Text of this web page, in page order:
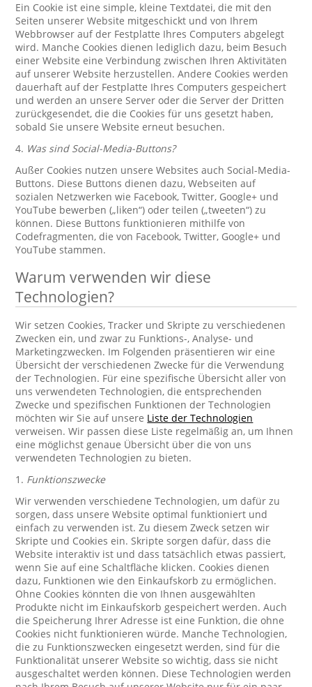
Ein Cookie ist eine simple, kleine Textdatei, die mit den
Seiten unserer Website mitgeschickt und von Ihrem
Webbrowser auf der Festplatte Ihres Computers abgelegt
wird. Manche Cookies dienen lediglich dazu, beim Besuch
einer Website eine Verbindung zwischen Ihren Aktivitäten
auf unserer Website herzustellen. Andere Cookies werden
dauerhaft auf der Festplatte Ihres Computers gespeichert
und werden an unsere Server oder die Server der Dritten
zurückgesendet, die die Cookies für uns gesetzt haben,
sobald Sie unsere Website erneut besuchen.
4. Was sind Social-Media-Buttons?
Außer Cookies nutzen unsere Websites auch Social-Media-
Buttons. Diese Buttons dienen dazu, Webseiten auf
sozialen Netzwerken wie Facebook, Twitter, Google+ und
YouTube bewerben („liken“) oder teilen („tweeten“) zu
können. Diese Buttons funktionieren mithilfe von
Codefragmenten, die von Facebook, Twitter, Google+ und
YouTube stammen.
Warum verwenden wir diese
Technologien?
Wir setzen Cookies, Tracker und Skripte zu verschiedenen
Zwecken ein, und zwar zu Funktions-, Analyse- und
Marketingzwecken. Im Folgenden präsentieren wir eine
Übersicht der verschiedenen Zwecke für die Verwendung
der Technologien. Für eine spezifische Übersicht aller von
uns verwendeten Technologien, die entsprechenden
Zwecke und spezifischen Funktionen der Technologien
möchten wir Sie auf unsere Liste der Technologien
verweisen. Wir passen diese Liste regelmäßig an, um Ihnen
eine möglichst genaue Übersicht über die von uns
verwendeten Technologien zu bieten.
1. Funktionszwecke
Wir verwenden verschiedene Technologien, um dafür zu
sorgen, dass unsere Website optimal funktioniert und
einfach zu verwenden ist. Zu diesem Zweck setzen wir
Skripte und Cookies ein. Skripte sorgen dafür, dass die
Website interaktiv ist und dass tatsächlich etwas passiert,
wenn Sie auf eine Schaltfläche klicken. Cookies dienen
dazu, Funktionen wie den Einkaufskorb zu ermöglichen.
Ohne Cookies könnten die von Ihnen ausgewählten
Produkte nicht im Einkaufskorb gespeichert werden. Auch
die Speicherung Ihrer Adresse ist eine Funktion, die ohne
Cookies nicht funktionieren würde. Manche Technologien,
die zu Funktionszwecken eingesetzt werden, sind für die
Funktionalität unserer Website so wichtig, dass sie nicht
ausgeschaltet werden können. Diese Technologien werden